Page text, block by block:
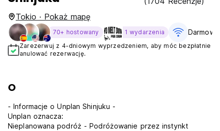
Tokio · Pokaż mapę
70+ hostowany 1 wydarzenia
Zarezerwuj z 4-dniowym wyprzedzeniem, aby móc bezpłatnie
anulować rezerwację.
O
- Informacje o Unplan Shinjuku -
Unplan oznacza:
Nieplanowana podróż - Podróżowanie przez instynkt